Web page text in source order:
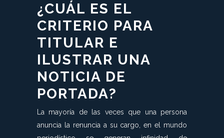
¿CUÁL ES EL
CRITERIO PARA
TITULAR E
ILUSTRAR UNA
NOTICIA DE
PORTADA?
La mayoría de las veces que una persona
anuncia la renuncia a su cargo, en el mundo